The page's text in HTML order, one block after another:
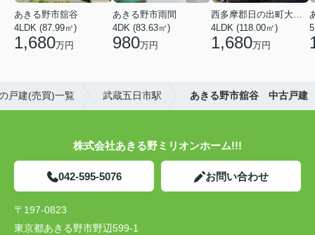
あきる野市舘谷
4LDK (87.99㎡)
1,680万円
あきる野市雨間
4DK (83.63㎡)
980万円
西多摩郡日の出町大字平井
4LDK (118.00㎡)
1,680万円
戸建(売買)一覧 武蔵五日市駅 あきる野市舘谷 中古戸建
株式会社あきる野ミリオンホーム!!!
042-595-5076 お問い合わせ
〒197-0823
東京都あきる野市野辺599-1